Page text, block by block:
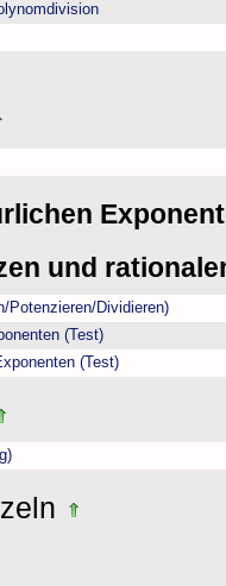
und
Potenzieren/Dividieren)
(Test)
(Test)